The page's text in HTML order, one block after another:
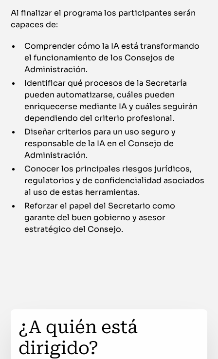
Al finalizar el programa los participantes serán
capaces de:
Comprender cómo la IA está transformando
el funcionamiento de los Consejos de
Administración.
Identificar qué procesos de la Secretaría
pueden automatizarse, cuáles pueden
enriquecerse mediante IA y cuáles seguirán
dependiendo del criterio profesional.
Diseñar criterios para un uso seguro y
responsable de la IA en el Consejo de
Administración.
Conocer los principales riesgos jurídicos,
regulatorios y de confidencialidad asociados
al uso de estas herramientas.
Reforzar el papel del Secretario como
garante del buen gobierno y asesor
estratégico del Consejo.
¿A quién está
dirigido?